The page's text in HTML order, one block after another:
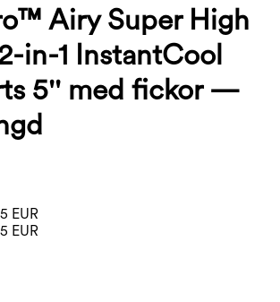
Airy Super High
in-1 InstantCool
5'' med fickor —
EUR
EUR